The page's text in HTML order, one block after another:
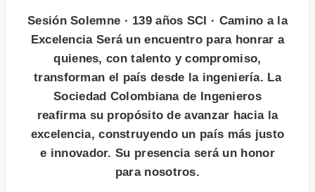
Sesión Solemne · 139 años SCI · Camino a la
Excelencia Será un encuentro para honrar a
quienes, con talento y compromiso,
transforman el país desde la ingeniería. La
Sociedad Colombiana de Ingenieros
reafirma su propósito de avanzar hacia la
excelencia, construyendo un país más justo
e innovador. Su presencia será un honor
para nosotros.